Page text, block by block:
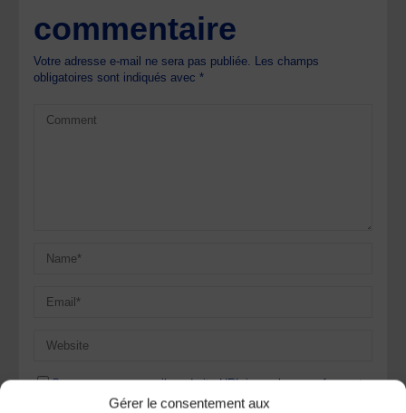
Gérer le consentement aux
commentaire
Votre adresse e-mail ne sera pas publiée. Les champs
obligatoires sont indiqués avec*
Save my name, email, and site URL in my browser for next
time I post a comment.